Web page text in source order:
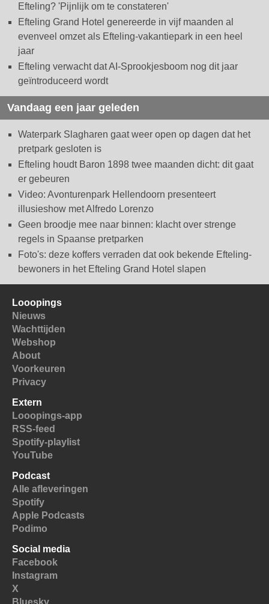
Efteling? 'Pijnlijk om te constateren'
Efteling Grand Hotel genereerde in vijf maanden al
evenveel omzet als Efteling-vakantiepark in een heel
jaar
Efteling verwacht dat AI-Sprookjesboom nog dit jaar
geïntroduceerd wordt
Vandaag een jaar geleden
Waterpark Slagharen gaat weer open op dagen dat het
pretpark gesloten is
Efteling houdt Baron 1898 twee maanden dicht: dit gaat
er gebeuren
Video: Avonturenpark Hellendoorn presenteert
illusieshow met Alfredo Lorenzo
Geen broodje mee naar binnen: klacht over strenge
regels in Spaanse pretparken
Foto's: deze koffers verraden dat ook bekende Efteling-
bewoners in het Efteling Grand Hotel slapen
Looopings
Nieuws
Wachttijden
Webshop
About
Voorkeuren
Privacy
Extern
Looopings-app
RSS-feed
Spotify-playlist
YouTube
Podcast
Alle afleveringen
Spotify
Apple Podcasts
Podimo
Social media
Facebook
Instagram
X
Bluesky